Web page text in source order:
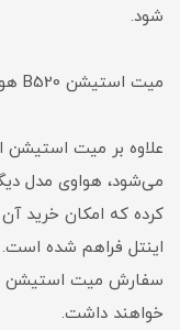
شود.
میت استیشن B520 هواوی
علاوه بر میت
اینتل فراهم شده است.
خواهند داشت.